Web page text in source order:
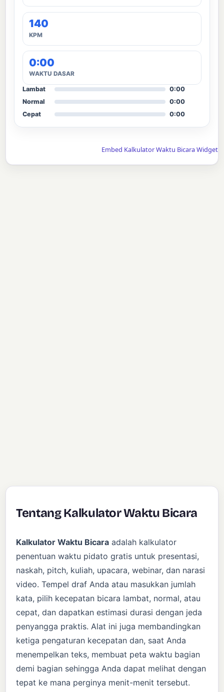
140
KPM
0:00
WAKTU DASAR
Lambat
0:00
Normal
0:00
Cepat
0:00
Embed Kalkulator Waktu Bicara Widget
Tentang Kalkulator Waktu Bicara
Kalkulator Waktu Bicara adalah kalkulator
penentuan waktu pidato gratis untuk presentasi,
naskah, pitch, kuliah, upacara, webinar, dan narasi
video. Tempel draf Anda atau masukkan jumlah
kata, pilih kecepatan bicara lambat, normal, atau
cepat, dan dapatkan estimasi durasi dengan jeda
penyangga praktis. Alat ini juga membandingkan
ketiga pengaturan kecepatan dan, saat Anda
menempelkan teks, membuat peta waktu bagian
demi bagian sehingga Anda dapat melihat dengan
tepat ke mana perginya menit-menit tersebut.